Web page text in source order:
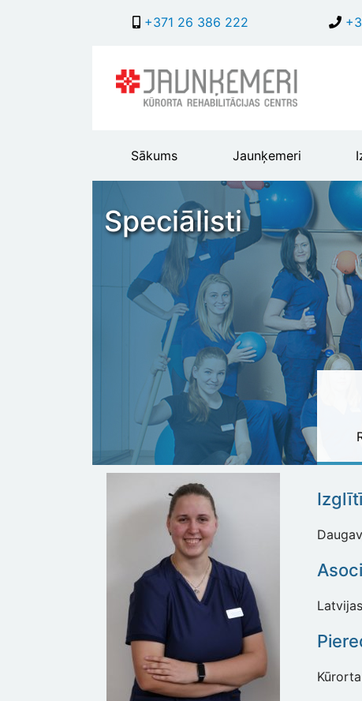
+371 26 386 222
Main
header
menu
Sākums Jaunķemeri
Speciālisti